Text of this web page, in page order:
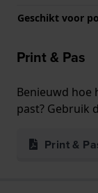
Geschikt voor
Print & Pas
Benieuwd hoe
past? Gebruik
Print &